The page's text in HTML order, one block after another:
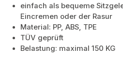
einfach als bequeme
Eincremen oder der Rasur
Material: PP, ABS, TPE
TÜV geprüft
Belastung: maximal 150 KG